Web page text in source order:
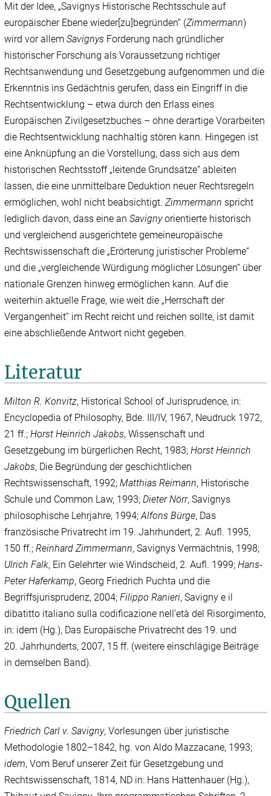
Mit der Idee, „Savignys Historische Rechtsschule auf
europäischer Ebene wieder[zu]begründen“ (Zimmermann)
wird vor allemSavignys Forderung nach gründlicher
historischer Forschung als Voraussetzung richtiger
Rechtsanwendung und Gesetzgebung aufgenommen und die
Erkenntnis ins Gedächtnis gerufen, dass ein Eingriff in die
Rechtsentwicklung – etwa durch den Erlass eines
Europäischen Zivilgesetzbuches – ohne derartige Vorarbeiten
die Rechtsentwicklung nachhaltig stören kann. Hingegen ist
eine Anknüpfung an die Vorstellung, dass sich aus dem
historischen Rechtsstoff „leitende Grundsätze“ ableiten
lassen, die eine unmittelbare Deduktion neuer Rechtsregeln
ermöglichen, wohl nicht beabsichtigt.Zimmermann spricht
lediglich davon, dass eine anSavignyorientierte historisch
und vergleichend ausgerichtete gemeineuropäische
Rechtswissenschaft die „Erörterung juristischer Probleme“
und die „vergleichende Würdigung möglicher Lösungen“ über
nationale Grenzen hinweg ermöglichen kann. Auf die
weiterhin aktuelle Frage, wie weit die „Herrschaft der
Vergangenheit“ im Recht reicht und reichen sollte, ist damit
eine abschließende Antwort nicht gegeben.
Literatur
Milton R. Konvitz, Historical School of Jurisprudence, in:
Encyclopedia of Philosophy, Bde. III/‌IV, 1967, Neudruck 1972,
21 ff.;Horst Heinrich Jakobs, Wissenschaft und
Gesetzgebung im bürgerlichen Recht, 1983; Horst Heinrich
Jakobs, Die Begründung der geschichtlichen
Rechtswissenschaft, 1992; Matthias Reimann, Historische
Schule und Common Law, 1993; Dieter Nörr, Savignys
philosophische Lehrjahre, 1994;Alfons Bürge, Das
französische Privatrecht im 19. Jahrhundert, 2. Aufl. 1995,
150 ff.;Reinhard Zimmermann, Savignys Vermächtnis, 1998;
Ulrich Falk, Ein Gelehrter wie Windscheid, 2. Aufl. 1999;Hans-
Peter Haferkamp, Georg Friedrich Puchta und die
Begriffsjurisprudenz, 2004;Filippo Ranieri, Savigny e il
dibatitto italiano sulla codificazione nell’età del Risorgimento,
in: idem (Hg.), Das Europäische Privatrecht des 19. und
20. Jahrhunderts, 2007, 15 ff. (weitere einschlägige Beiträge
in demselben Band).
Quellen
Friedrich Carl v. Savigny, Vorlesungen über juristische
Methodologie 1802–1842, hg. von Aldo Mazzacane, 1993;
idem, Vom Beruf unserer Zeit für Gesetzgebung und
Rechtswissenschaft, 1814, ND in: Hans Hattenhauer (Hg.),